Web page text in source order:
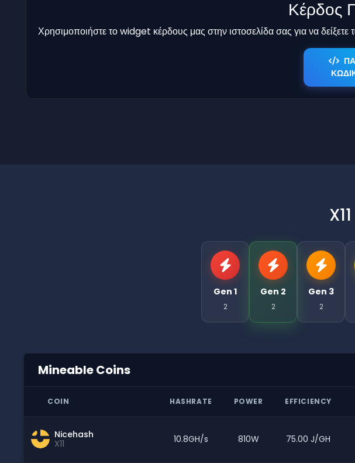
Κέρδος
Χρησιμοποιήστε το widget κέρδους μας στην ιστοσελίδα σας για να
Gen 1
2
Gen 2
2
Gen 3
2
Mineable Coins
COIN HASHRATE POWER EFFICIENCY
Nicehash
X11
10.8GH/s 810W 75.00 J/GH